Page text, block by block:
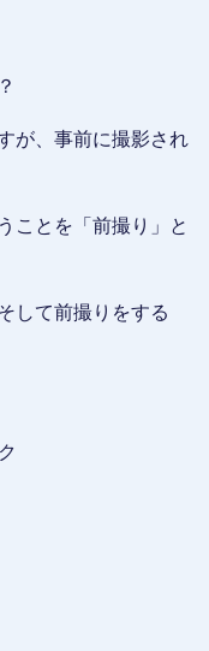
が、事前に撮影され
ことを「前撮り」と
して前撮りをする